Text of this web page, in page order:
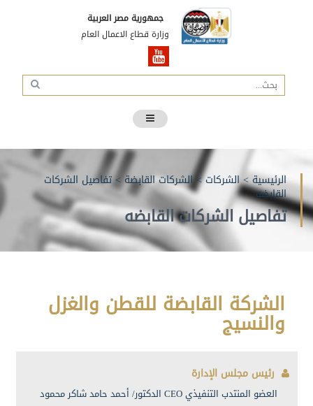
جمهورية مصر العربية
وزارة قطاع الاعمال العام
الرئيسية>الشركات>الشركات القابضة>تفاصيل الشركات
القابضه
تفاصيل الشركات القابضه
الشركة القابضة للقطن والغزل
والنسيج
رئيس مجلس الإدارة
العضو المنتدب التنفيذي CEO الدكتور/ أحمد حامد شاكر محمود